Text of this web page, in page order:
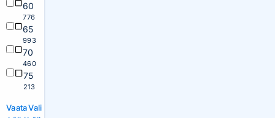
60
776
65
993
70
460
75
213
VaataVali